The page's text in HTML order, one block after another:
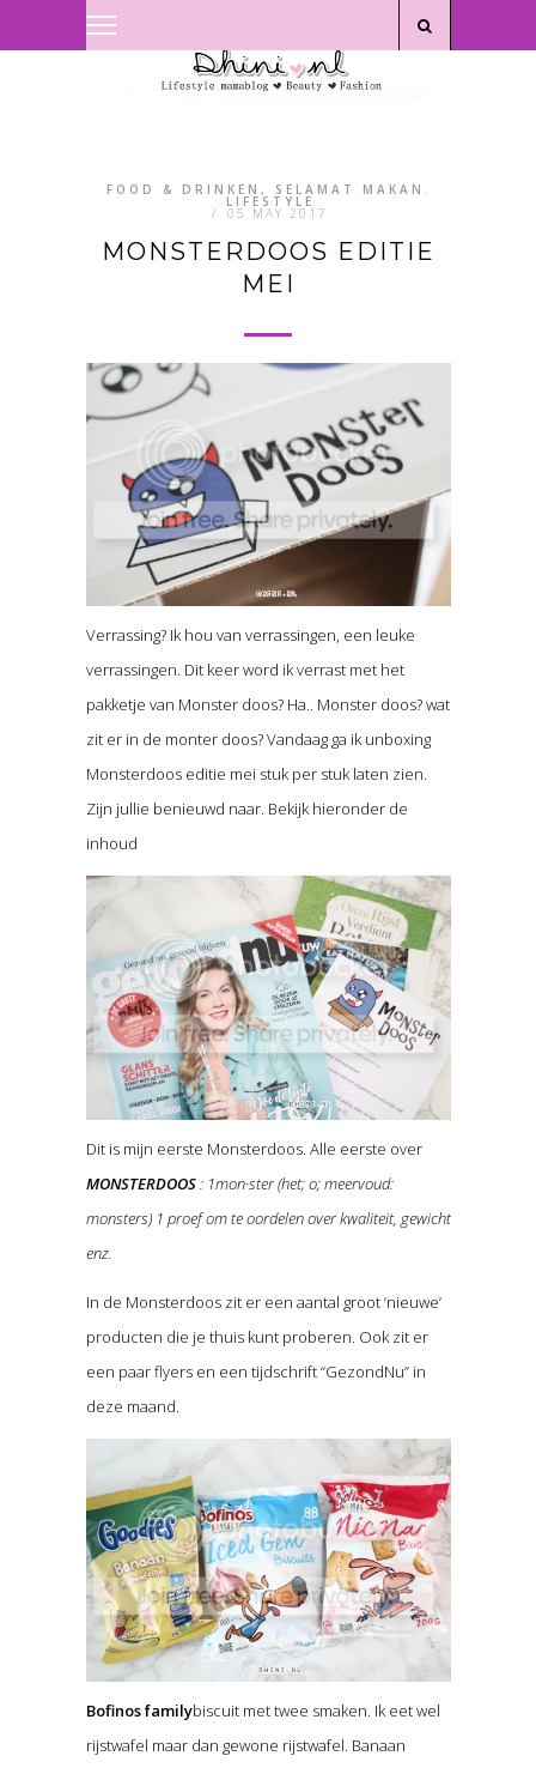
FOOD & DRINKEN, SELAMAT MAKAN ,
LIFESTYLE
/ 05 MAY 2017
MONSTERDOOS EDITIE
MEI
Verrassing? Ik hou van verrassingen, een leuke
verrassingen. Dit keer word ik verrast met het
pakketje van Monster doos? Ha.. Monster doos? wat
zit er in de monter doos? Vandaag ga ik unboxing
Monsterdoos editie mei stuk per stuk laten zien.
Zijn jullie benieuwd naar. Bekijk hieronder de
inhoud
Dit is mijn eerste Monsterdoos. Alle eerste over
MONSTERDOOS: 1mon·ster (het; o; meervoud:
monsters) 1 proef om te oordelen over kwaliteit, gewicht
enz.
In de Monsterdoos zit er een aantal groot ‘nieuwe’
producten die je thuis kunt proberen. Ook zit er
een paar flyers en een tijdschrift “GezondNu” in
deze maand.
Bofinos familybiscuit met twee smaken. Ik eet wel
rijstwafel maar dan gewone rijstwafel. Banaan